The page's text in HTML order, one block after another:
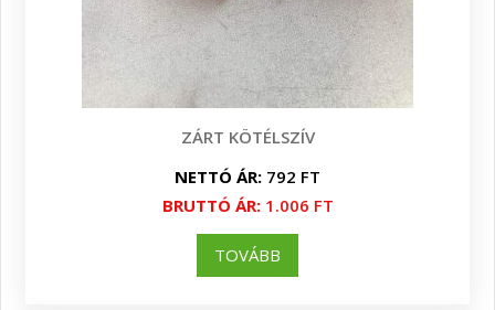
ZÁRT KÖTÉLSZÍV
NETTÓ ÁR: 792 FT
BRUTTÓ ÁR:1.006 FT
TOVÁBB